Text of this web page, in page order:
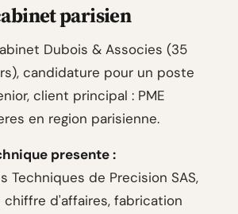
parisien
Dubois & Associes (35
candidature pour un poste
client principal : PME
en region parisienne.
presente :
Techniques de Precision SAS,
chiffre d'affaires, fabrication